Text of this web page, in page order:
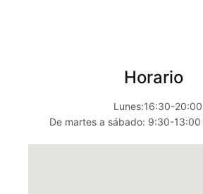
Horario
Lunes:16:30-20:00
De martes a sábado: 9:30-